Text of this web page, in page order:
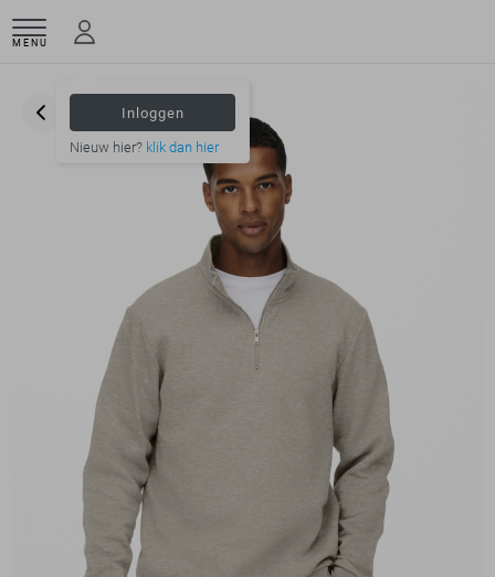
MENU
Inloggen
Nieuw hier? klik dan hier